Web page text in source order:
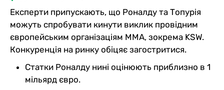
Експерти припускають, що Роналду та Топурія
можуть спробувати кинути виклик провідним
європейським організаціям ММА, зокрема KSW.
Конкуренція на ринку обіцяє загостритися.
Статки Роналду нині оцінюють приблизно в 1
мільярд євро.